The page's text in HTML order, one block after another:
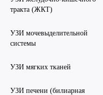
тракта (ЖКТ)
УЗИ мочевыделительной
системы
УЗИ мягких тканей
УЗИ печени (билиарная